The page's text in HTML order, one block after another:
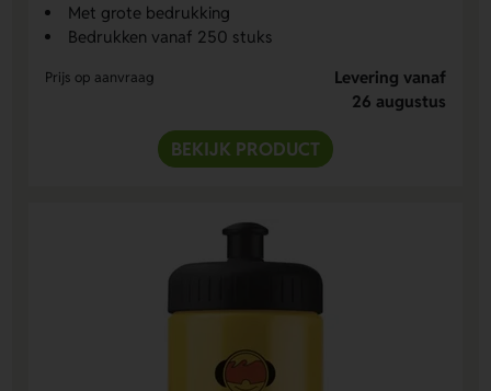
Met grote bedrukking
Bedrukken vanaf 250 stuks
Prijs op aanvraag
Levering vanaf
26 augustus
BEKIJK PRODUCT